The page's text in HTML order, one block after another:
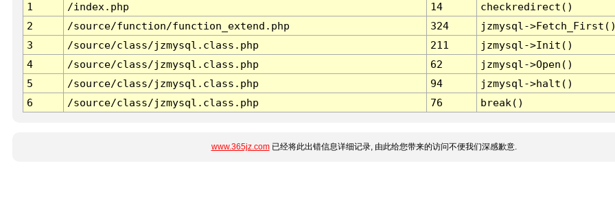
1
/index.php 14
checkredirect()
2
/source/function/function_extend.php 324
jzmysql-
3
/source/class/jzmysql.class.php 211
jzmysql->Init()
4
/source/class/jzmysql.class.php 62
jzmysql->Open()
5
/source/class/jzmysql.class.php 94
jzmysql->halt()
6
/source/class/jzmysql.class.php 76 break()
www.365jz.com已经将此出错信息详细记录, 由此给您带来的访问不便我们深感歉意.